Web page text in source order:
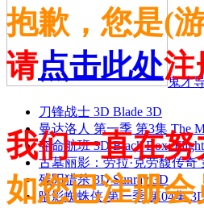
鬼才
刀锋战士 3D Blade 3D
曼达洛人 第一季 第3集 The
夺命航班 3D Black Box:
古墓丽影：劳拉·克劳馥传奇
残阳猎杀 3D Sunray 3D
暗影蜘蛛侠 第一季 第04集
抱歉，您是(
请点击此处注
我们一直在
如您已注册